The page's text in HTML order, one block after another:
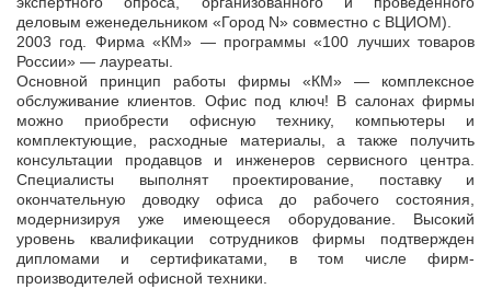
деловым еженедельником «Город N» совместно с ВЦИОМ).
2003 год. Фирма «КМ» — программы «100 лучших товаров
России» — лауреаты.
Основной принцип работы фирмы «КМ» — комплексное
обслуживание клиентов. Офис под ключ! В салонах фирмы
можно приобрести офисную технику, компьютеры и
комплектующие, расходные материалы, а также получить
консультации продавцов и инженеров сервисного центра.
Специалисты выполнят проектирование, поставку и
окончательную доводку офиса до рабочего состояния,
модернизируя уже имеющееся оборудование. Высокий
уровень квалификации сотрудников фирмы подтвержден
дипломами и сертификатами, в том числе фирм-
производителей офисной техники.